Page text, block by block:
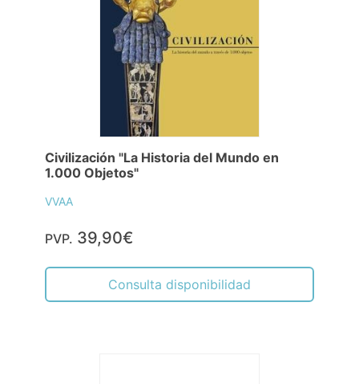
Civilización "La Historia del Mundo en
1.000 Objetos"
VVAA
PVP. 39,90€
Consulta disponibilidad